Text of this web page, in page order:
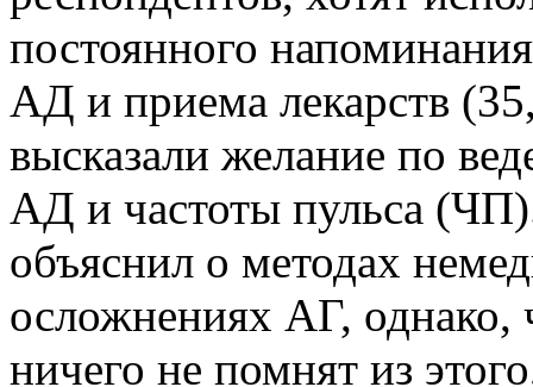
постоянного
АД и приема лекарств
высказали желание по
АД и частоты пульса
объяснил о методах
осложнениях АГ, однако,
ничего не помнят из